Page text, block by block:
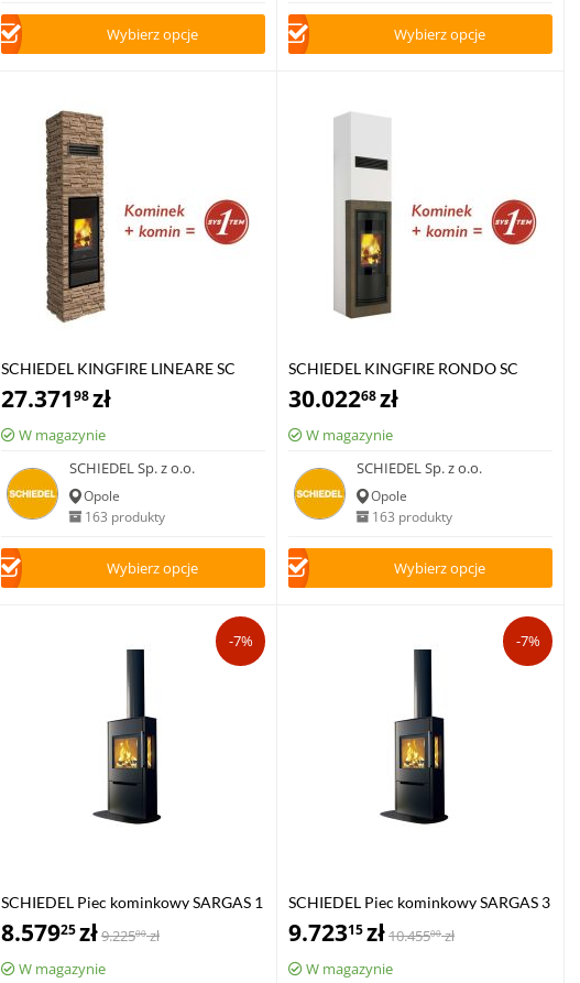
Wybierz opcje Wybierz opcje
SCHIEDEL KINGFIRE LINEARE SC
27.37198zł
W magazynie
SCHIEDEL Sp. z o.o.
Opole
163 produkty
Wybierz opcje
SCHIEDEL KINGFIRE RONDO SC
30.02268zł
W magazynie
SCHIEDEL Sp. z o.o.
Opole
163 produkty
Wybierz opcje
-7%
SCHIEDEL Piec kominkowy SARGAS 1
z dużą przednią szybą
8.57925zł9.22500 zł
W magazynie
-7%
SCHIEDEL Piec kominkowy SARGAS 3
z dodatkowymi szybami bocznymi
9.72315zł10.45500 zł
W magazynie